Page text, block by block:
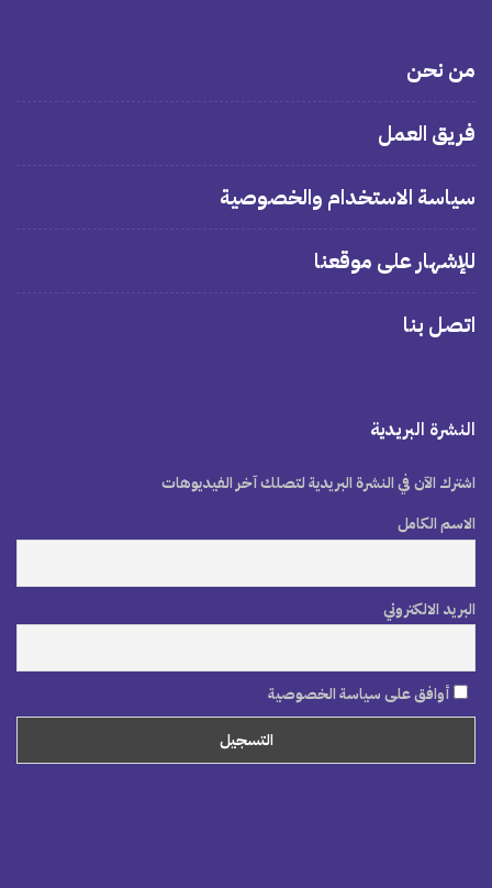
من نحن
فريق العمل
سياسة الاستخدام والخصوصية
للإشهار على موقعنا
اتصل بنا
النشرة البريدية
اشترك الآن في النشرة البريدية لتصلك آخر الفيديوهات
الاسم الكامل
البريد الالكتروني
أوافق على سياسة الخصوصية